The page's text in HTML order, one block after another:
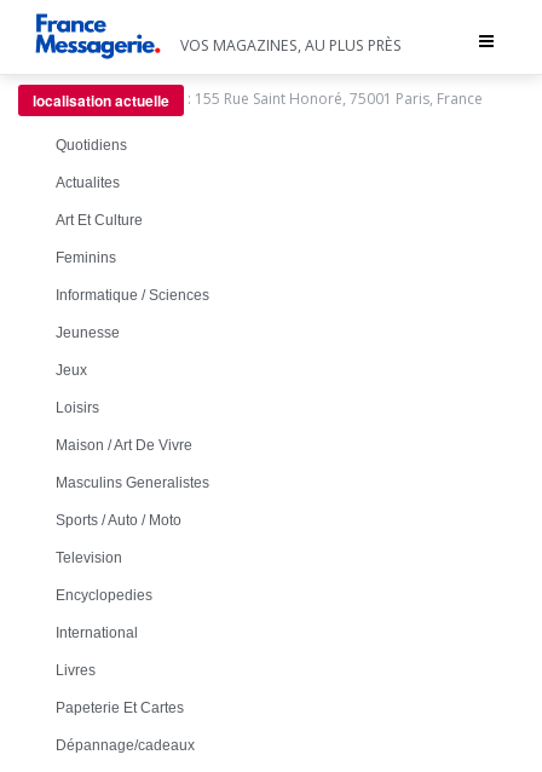
Toggle
VOS MAGAZINES, AU PLUS PRÈS
localisation actuelle : 155 Rue Saint Honoré, 75001 Paris, France
Quotidiens
Actualites
Art Et Culture
Feminins
Informatique / Sciences
Jeunesse
Jeux
Loisirs
Maison / Art De Vivre
Masculins Generalistes
Sports / Auto / Moto
Television
Encyclopedies
International
Livres
Papeterie Et Cartes
Dépannage/cadeaux